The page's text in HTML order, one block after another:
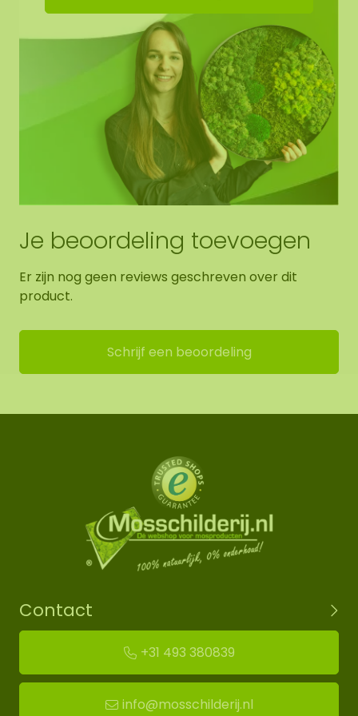
Je beoordeling toevoegen
Er zijn nog geen reviews geschreven over dit
product.
Schrijf een beoordeling
Contact
+31 493 380839
info@mosschilderij.nl